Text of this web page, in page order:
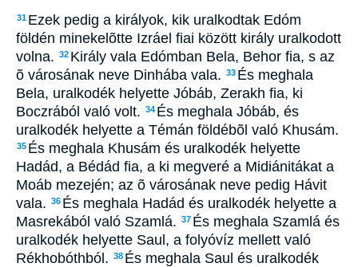
31 Ezek pedig a királyok, kik uralkodtak Edóm
földén minekelõtte Izráel fiai között király uralkodott
volna. 32 Király vala Edómban Bela, Behor fia, s az
õ városának neve Dinhába vala. 33 És meghala
Bela, uralkodék helyette Jóbáb, Zerakh fia, ki
Boczrából való volt. 34 És meghala Jóbáb, és
uralkodék helyette a Témán földébõl való Khusám.
35 És meghala Khusám és uralkodék helyette
Hadád, a Bédád fia, a ki megveré a Midiánitákat a
Moáb mezején; az õ városának neve pedig Hávit
vala. 36 És meghala Hadád és uralkodék helyette a
Masrekából való Szamlá. 37 És meghala Szamlá és
uralkodék helyette Saul, a folyóvíz mellett való
Rékhobóthból. 38 És meghala Saul és uralkodék